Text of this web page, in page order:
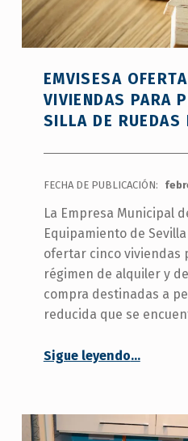
EMVISESA
VIVIENDAS PARA
SILLA DE RUEDAS
FECHA DE PUBLICACIÓN:
La Empresa Municipal
Equipamiento de
ofertar cinco viviendas
régimen de alquiler y
compra destinadas a
reducida que se
Sigue leyendo“Emvisesa oferta cinco viviendas para personas en silla de ruedas en Sevilla”
…